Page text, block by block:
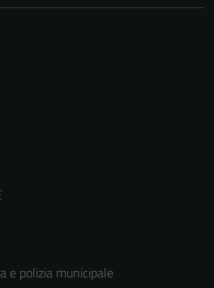
e polizia municipale